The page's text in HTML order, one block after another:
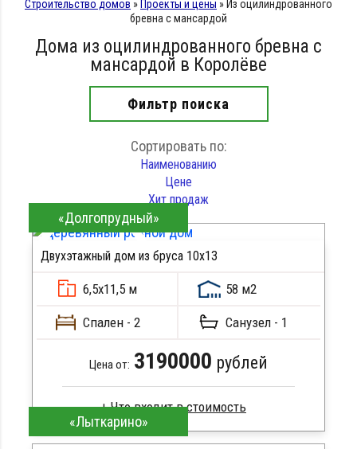
Строительство домов » Проекты и цены » Из оцилиндрованного
бревна с мансардой
Дома из оцилиндрованного бревна с
мансардой в Королёве
Фильтр поиска
Сортировать по:
Наименованию
Цене
Хит продаж
ПОДРОБНЕЕ
«Долгопрудный»
Двухэтажный дом из бруса 10х13
6,5х11,5 м 58 м2
Спален - 2 Санузел - 1
Цена от: 3190000 рублей
Брус естественной влажности
«Лыткарино»